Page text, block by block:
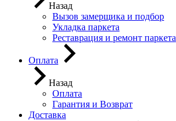
Назад
Вызов замерщика и подбор
Укладка паркета
Реставрация и ремонт паркета
Оплата
Назад
Оплата
Гарантия и Возврат
Доставка